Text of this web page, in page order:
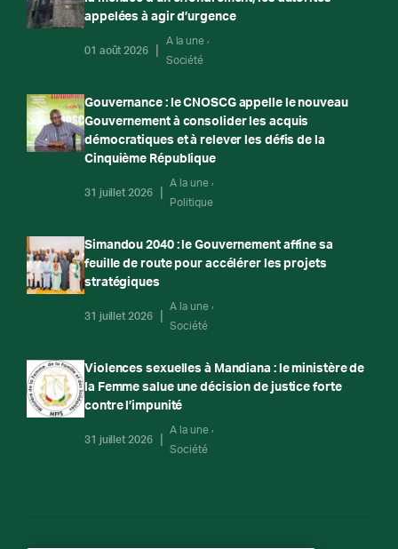
appelées à agir d’urgence
01 août 2026
A la une
Société
Gouvernance : le CNOSCG appelle le nouveau
Gouvernement à consolider les acquis
démocratiques et à relever les défis de la
Cinquième République
31 juillet 2026
A la une
Politique
Simandou 2040 : le Gouvernement affine sa
feuille de route pour accélérer les projets
stratégiques
31 juillet 2026
A la une
Société
Violences sexuelles à Mandiana : le ministère de
la Femme salue une décision de justice forte
contre l’impunité
31 juillet 2026
A la une
Société